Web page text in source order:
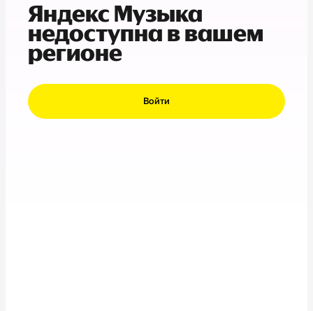
Яндекс Музыка
недоступна в вашем
регионе
Войти